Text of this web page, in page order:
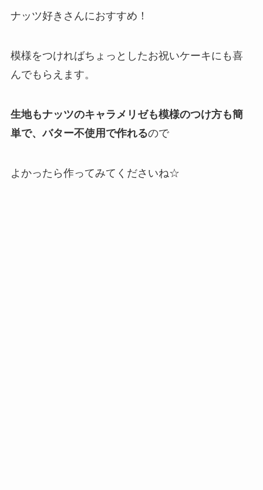
ナッツ好きさんにおすすめ！
模様をつければちょっとしたお祝いケーキにも喜
んでもらえます。
生地もナッツのキャラメリゼも模様のつけ方も簡
単で、バター不使用で作れるので
よかったら作ってみてくださいね☆